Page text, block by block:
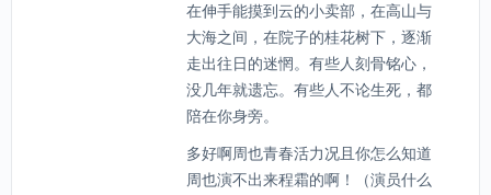
在伸手能摸到云的小卖部，在高山与
大海之间，在院子的桂花树下，逐渐
走出往日的迷惘。有些人刻骨铭心，
没几年就遗忘。有些人不论生死，都
陪在你身旁。
多好啊周也青春活力况且你怎么知道
周也演不出来程霜的啊！（演员什么